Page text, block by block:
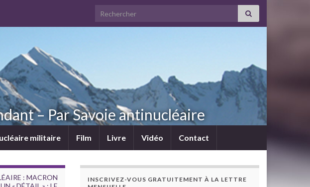
Search for:
– Par Savoie antinucléaire
militaire Film Livre Vidéo Contact
: MACRON
INSCRIVEZ-VOUS GRATUITEMENT À LA LETTRE